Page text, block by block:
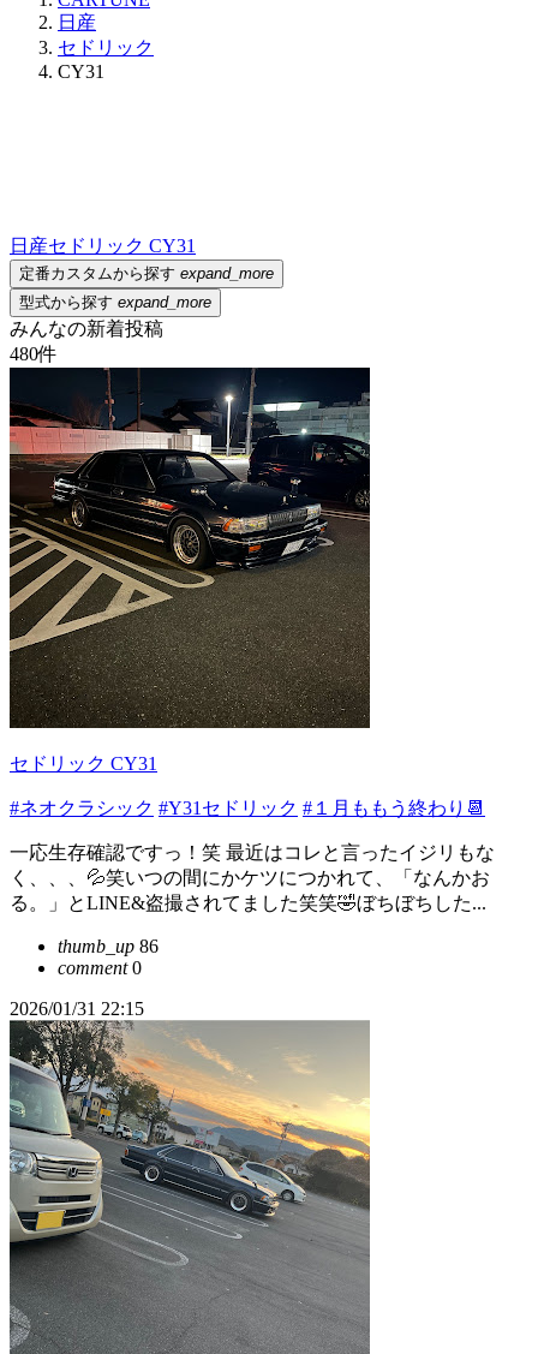
日産
セドリック
CY31
日産セドリック CY31
定番カスタムから探す expand_more
型式から探す expand_more
みんなの新着投稿
480件
セドリック CY31
#ネオクラシック #Y31セドリック #１月ももう終わり📆
一応生存確認ですっ！笑 最近はコレと言ったイジリもな
く、、、💦笑いつの間にかケツにつかれて、「なんかお
る。」とLINE&盗撮されてました笑笑🤣ぼちぼちした...
thumb_up 86
comment0
2026/01/31 22:15